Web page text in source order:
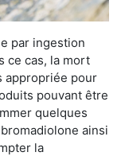
par ingestion
ce cas, la mort
appropriée pour
pouvant être
quelques
ainsi
la